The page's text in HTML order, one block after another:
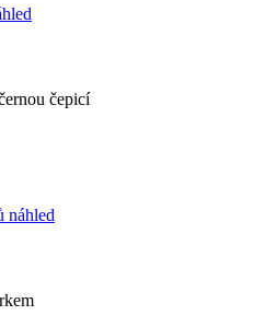
čepicí
náhled